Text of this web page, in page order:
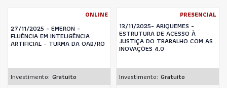
ONLINE
27/11/2025 - EMERON -
FLUÊNCIA EM INTELIGÊNCIA
ARTIFICIAL - TURMA DA OAB/RO
Investimento: Gratuito
PRESENCIAL
13/11/2025- ARIQUEMES -
ESTRUTURA DE ACESSO À
JUSTIÇA DO TRABALHO COM AS
INOVAÇÕES 4.0
Investimento: Gratuito